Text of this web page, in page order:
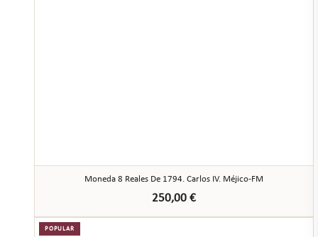
Moneda 8 Reales De 1794. Carlos IV. Méjico-FM
250,00 €
POPULAR